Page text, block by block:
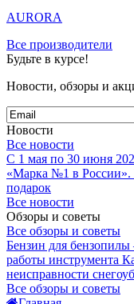
AURORA
Все производители
Будьте в курсе!
Новости, обзоры и
Новости
Все новости
С 1 мая по 30 июня
«Марка №1 в России».
подарок
Все новости
Обзоры и советы
Все обзоры и советы
Бензин для
работы инструмента
неисправности
Все обзоры и советы